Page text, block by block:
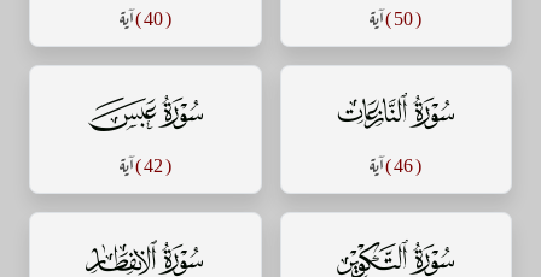
( 50 ) آية ( 40 ) آية
سورة النازعات
( 46 ) آية
سورة عبس
( 42 ) آية
سورة التكوير سورة الإنفطار